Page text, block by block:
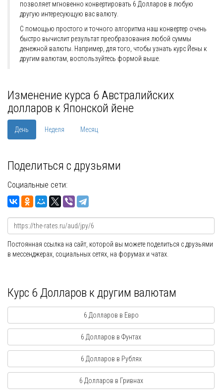
позволяет мгновенно конвертировать 6 Долларов в любую
другую интересующую вас валюту.
С помощью простого и точного алгоритма наш конвертер очень
быстро вычислит результат преобразования любой суммы
денежной валюты. Например, для того, чтобы узнать курс Йены к
другим валютам, воспользуйтесь формой выше.
Изменение курса 6 Австралийских
долларов к Японской йене
День Неделя Месяц
Поделиться с друзьями
Социальные сети:
Постоянная ссылка на сайт, которой вы можете поделиться с друзьями
в мессенджерах, социальных сетях, на форумах и чатах.
Курс 6 Долларов к другим валютам
6 Долларов в Евро
6 Долларов в Фунтах
6 Долларов в Рублях
6 Долларов в Гривнах